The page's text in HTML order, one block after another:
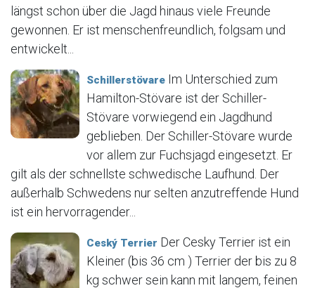
längst schon über die Jagd hinaus viele Freunde
gewonnen. Er ist menschenfreundlich, folgsam und
entwickelt...
Schillerstövare Im Unterschied zum
Hamilton-Stövare ist der Schiller-
Stövare vorwiegend ein Jagdhund
geblieben. Der Schiller-Stövare wurde
vor allem zur Fuchsjagd eingesetzt. Er
gilt als der schnellste schwedische Laufhund. Der
außerhalb Schwedens nur selten anzutreffende Hund
ist ein hervorragender...
Ceský Terrier Der Cesky Terrier ist ein
Kleiner (bis 36 cm ) Terrier der bis zu 8
kg schwer sein kann mit langem, feinen